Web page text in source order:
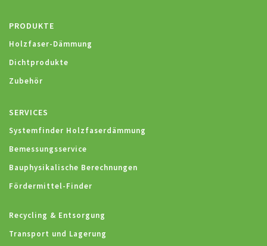
PRODUKTE
Holzfaser-Dämmung
Dichtprodukte
Zubehör
SERVICES
Systemfinder Holzfaserdämmung
Bemessungsservice
Bauphysikalische Berechnungen
Fördermittel-Finder
Recycling & Entsorgung
Transport und Lagerung